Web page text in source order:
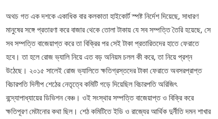
অথচ গত এক দশকে একাধিক বার কলকাতা হাইকোর্ট স্পষ্ট নির্দেশ দিয়েছে, সাধারণ
মানুষের সঙ্গে প্রতারণা করে বাজার থেকে তোলা টাকায় যে সব সম্পত্তি তৈরি হয়েছে, সে
সব সম্পত্তি বাজেয়াপ্ত করে তা বিক্রির পর সেই টাকা প্রতারিতদের হাতে ফেরাতে
হবে। তা হলে রোজ ভ্যালি নিয়ে এত বড় অনিয়ম চলল কী করে, তা নিয়ে প্রশ্ন
উঠেছে। ২০১৫ সালেই রোজ ভ্যালিতে ক্ষতিগ্রস্তদের টাকা ফেরাতে অবসরপ্রাপ্ত
বিচারপতি দিলীপ শেঠের নেতৃত্বে কমিটি গড়ে দিয়েছিল বিচারপতি অরিজিৎ
বন্দ্যোপাধ্যায়ের ডিভিশন বেঞ্চ। ওই সংস্থার সম্পত্তি বাজেয়াপ্ত ও বিক্রি করে
ক্ষতিপূরণ মেটানোর কথা ছিল। শেঠ কমিটিতে ইডি ও রাজ্যের আর্থিক দুর্নীতি দমন শাখার